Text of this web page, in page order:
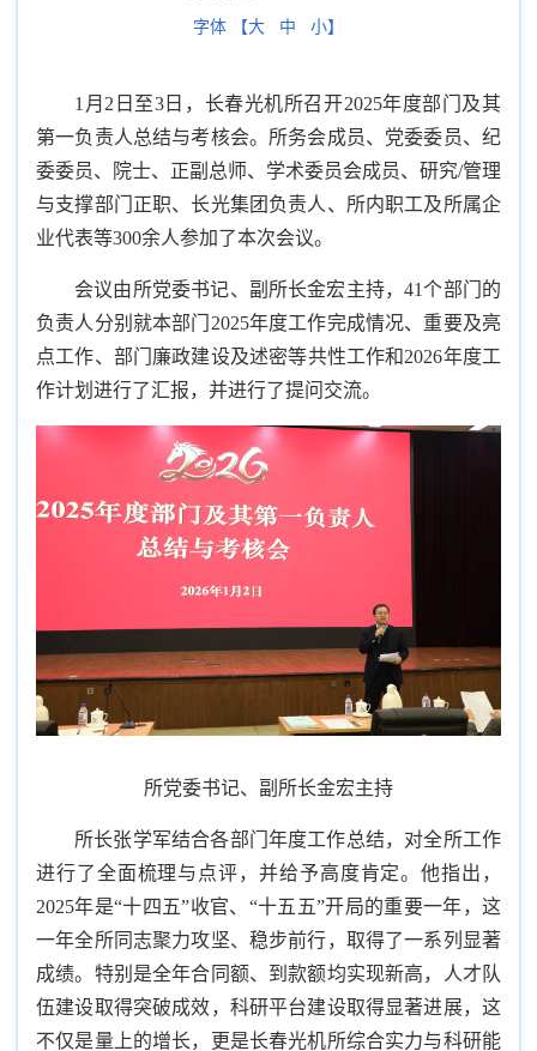
字体 【大 中 小】
1月2日至3日，长春光机所召开2025年度部门及其
第一负责人总结与考核会。所务会成员、党委委员、纪
委委员、院士、正副总师、学术委员会成员、研究/管理
与支撑部门正职、长光集团负责人、所内职工及所属企
业代表等300余人参加了本次会议。
会议由所党委书记、副所长金宏主持，41个部门的
负责人分别就本部门2025年度工作完成情况、重要及亮
点工作、部门廉政建设及述密等共性工作和2026年度工
作计划进行了汇报，并进行了提问交流。
所党委书记、副所长金宏主持
所长张学军结合各部门年度工作总结，对全所工作
进行了全面梳理与点评，并给予高度肯定。他指出，
2025年是“十四五”收官、“十五五”开局的重要一年，这
一年全所同志聚力攻坚、稳步前行，取得了一系列显著
成绩。特别是全年合同额、到款额均实现新高，人才队
伍建设取得突破成效，科研平台建设取得显著进展，这
不仅是量上的增长，更是长春光机所综合实力与科研能